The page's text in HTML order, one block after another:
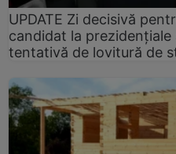
UPDATE Zi decisivă
candidat la
tentativă de lovitură de